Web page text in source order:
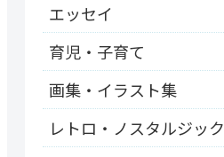
エッセイ
育児・子育て
画集・イラスト集
レトロ・ノスタルジック